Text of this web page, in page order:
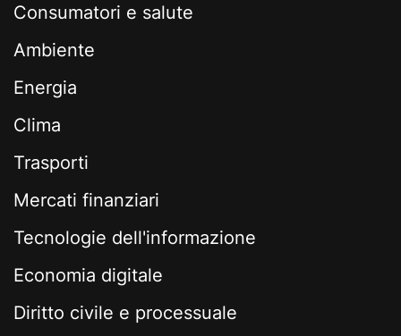
Consumatori e salute
Ambiente
Energia
Clima
Trasporti
Mercati finanziari
Tecnologie dell'informazione
Economia digitale
Diritto civile e processuale